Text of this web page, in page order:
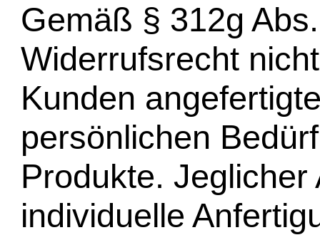
Gemäß § 312g
Widerrufsrecht
Kunden
persönlichen
Produkte.
individuelle